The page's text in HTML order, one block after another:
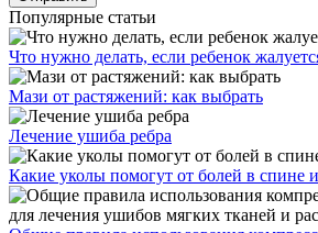
Популярные статьи
Что нужно делать, если ребенок
Мази от растяжений: как выбрать
Лечение ушиба ребра
Какие уколы помогут от болей в спине